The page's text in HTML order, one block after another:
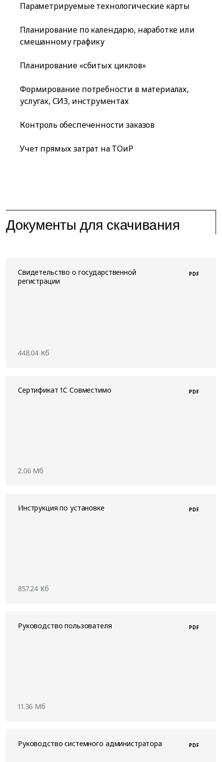
Параметрируемые технологические карты
Планирование по календарю, наработке или
смешанному графику
Планирование «сбитых циклов»
Формирование потребности в материалах,
услугах, СИЗ, инструментах
Контроль обеспеченности заказов
Учет прямых затрат на ТОиР
Документы для скачивания
Свидетельство о государственной
регистрации
448.04 Кб
PDF
Сертификат 1С Совместимо
2.06 Мб
PDF
Инструкция по установке
857.24 Кб
PDF
Руководство пользователя
11.36 Мб
PDF
Руководство системного администратора PDF